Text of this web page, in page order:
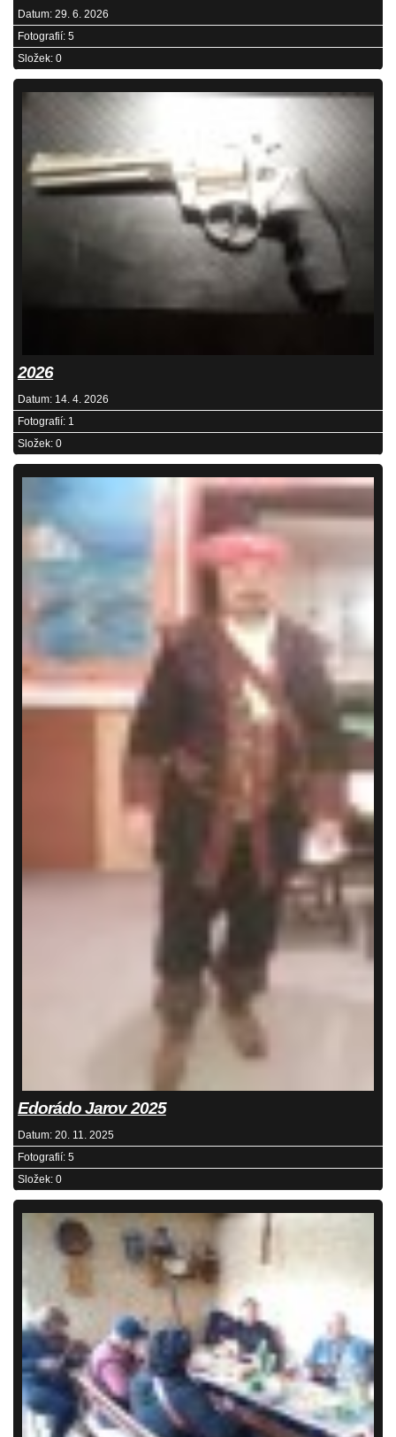
Datum: 29. 6. 2026
Fotografií: 5
Složek: 0
2026
Datum: 14. 4. 2026
Fotografií: 1
Složek: 0
Edorádo Jarov 2025
Datum: 20. 11. 2025
Fotografií: 5
Složek: 0